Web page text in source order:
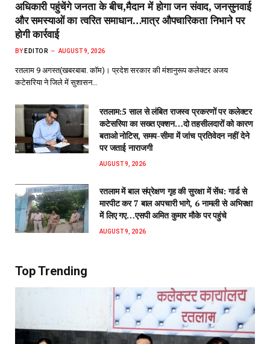
अधिकारी पहुंचेंगे जनता के बीच,मैदान में होगा जन संवाद, जनसुनवाई
और समस्याओं का त्वरित समाधान…मात्र औपचारिकता निभाने पर
होगी कार्रवाई
BY EDITOR AUGUST 9, 2026
रतलाम 9 अगस्त(खबरबाबा. कॉम)। प्रदेश सरकार की मंशानुरूप कलेक्टर अजय
कटेसरिया ने जिले में सुशासन…
रतलाम:5 साल से लंबित राजस्व प्रकरणों पर कलेक्टर
कटेसरिया का सख्त एक्शन…दो तहसीलदारों को कारण
बताओ नोटिस, समय-सीमा में जांच प्रतिवेदन नहीं देने
पर जताई नाराजगी
AUGUST 9, 2026
रतलाम में बाल संप्रेक्षण गृह की सुरक्षा में सेंध: गार्ड से
मारपीट कर 7 बाल अपचारी भागे, 6 नामली से अभिरक्षा
में लिए गए…एसपी अमित कुमार मौके पर पहुंचे
AUGUST 9, 2026
Top Trending